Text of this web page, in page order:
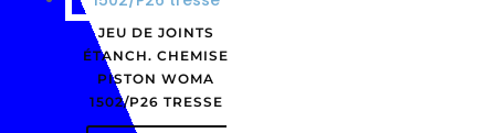
JEU DE JOINTS
ÉTANCH. CHEMISE
PISTON WOMA
1502/P26 TRESSE